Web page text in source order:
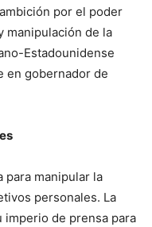
por el poder
manipulación de la
Estadounidense
en gobernador de
para manipular la
personales. La
imperio de prensa para